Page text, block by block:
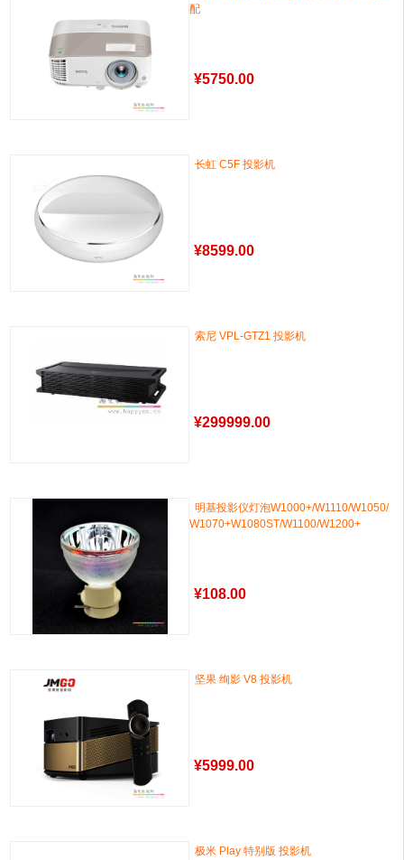
配
¥5750.00
长虹 C5F 投影机
¥8599.00
索尼 VPL-GTZ1 投影机
¥299999.00
明基投影仪灯泡W1000+/W1110/W1050/
W1070+W1080ST/W1100/W1200+
¥108.00
坚果 绚影 V8 投影机
¥5999.00
极米 Play 特别版 投影机